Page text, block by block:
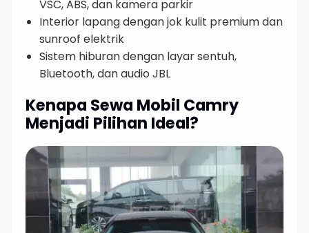
VSC, ABS, dan kamera parkir
Interior lapang dengan jok kulit premium dan
sunroof elektrik
Sistem hiburan dengan layar sentuh,
Bluetooth, dan audio JBL
Kenapa Sewa Mobil Camry
Menjadi Pilihan Ideal?